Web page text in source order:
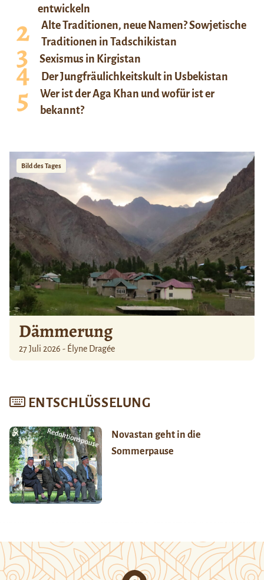
entwickeln
Alte Traditionen, neue Namen? Sowjetische
Traditionen in Tadschikistan
Sexismus in Kirgistan
Der Jungfräulichkeitskult in Usbekistan
Wer ist der Aga Khan und wofür ist er
bekannt?
Bild des Tages
Dämmerung
27 Juli 2026 - Élyne Dragée
ENTSCHLÜSSELUNG
Novastan geht in die
Sommerpause